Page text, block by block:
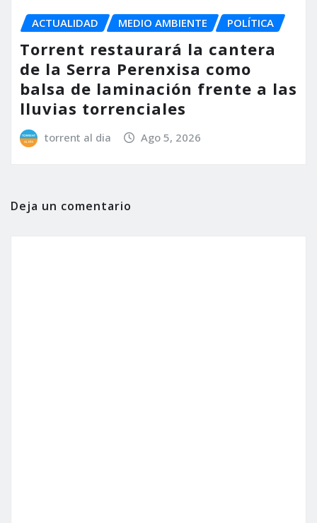
ACTUALIDAD MEDIO AMBIENTE POLÍTICA
Torrent restaurará la cantera
de la Serra Perenxisa como
balsa de laminación frente a las
lluvias torrenciales
torrent al dia Ago 5, 2026
Deja un comentario